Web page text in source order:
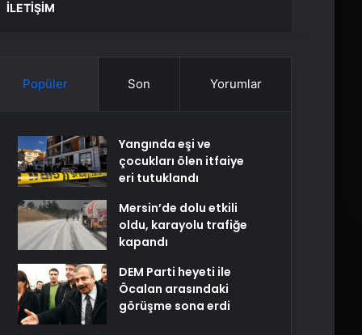
İLETIŞIM
Popüler Son Yorumlar
Yangında eşi ve
çocukları ölen itfaiye
eri tutuklandı
Mersin’de dolu etkili
oldu, karayolu trafiğe
kapandı
DEM Parti heyeti ile
Öcalan arasındaki
görüşme sona erdi